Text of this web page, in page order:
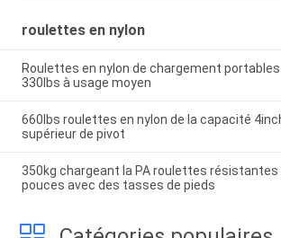
roulettes en nylon
Roulettes en nylon de chargement
330lbs à usage moyen
660lbs roulettes en nylon de la capacité
supérieur de pivot
350kg chargeant la PA roulettes résistantes
pouces avec des tasses de pieds